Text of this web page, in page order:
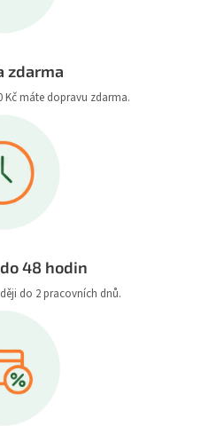
zdarma
Kč máte dopravu zdarma.
48 hodin
do 2 pracovních dnů.